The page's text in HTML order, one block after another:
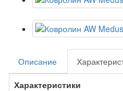
Описание
Характеристики